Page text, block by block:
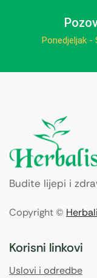
Ponedjeljak -
Budite lijepi i
Copyright ©
Korisni linkovi
Uslovi i odredbe